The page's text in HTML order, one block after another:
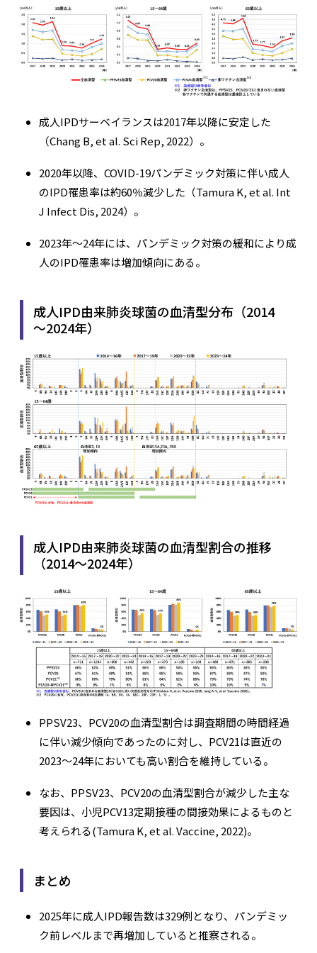
成人IPDサーベイランスは2017年以降に安定した
（Chang B, et al. Sci Rep, 2022）。
2020年以降、COVID-19パンデミック対策に伴い成人
のIPD罹患率は約60％減少した（Tamura K, et al. Int
J Infect Dis, 2024）。
2023年〜24年には、パンデミック対策の緩和により成
人のIPD罹患率は増加傾向にある。
成人IPD由来肺炎球菌の血清型分布（2014
～2024年）
成人IPD由来肺炎球菌の血清型割合の推移
（2014～2024年）
PPSV23、PCV20の血清型割合は調査期間の時間経過
に伴い減少傾向であったのに対し、PCV21は直近の
2023〜24年においても高い割合を維持している。
なお、PPSV23、PCV20の血清型割合が減少した主な
要因は、小児PCV13定期接種の間接効果によるものと
考えられる(Tamura K, et al. Vaccine, 2022)。
まとめ
2025年に成人IPD報告数は329例となり、パンデミッ
ク前レベルまで再増加していると推察される。